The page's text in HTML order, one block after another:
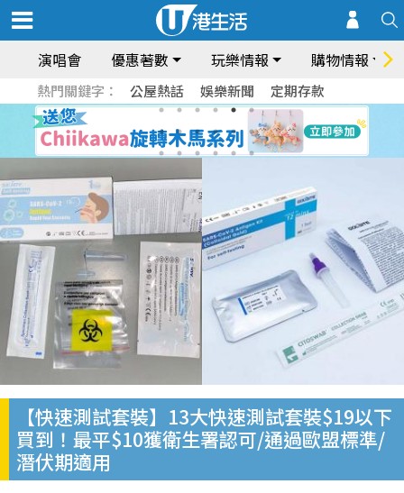
演唱會 優惠著數 玩樂情報 購物情報
熱門關鍵字： 公屋熱話 娛樂新聞 定期存款
【快速測試套裝】13大快速測試套裝$19以下
買到！最平$10獲衛生署認可/通過歐盟標準/
潛伏期適用